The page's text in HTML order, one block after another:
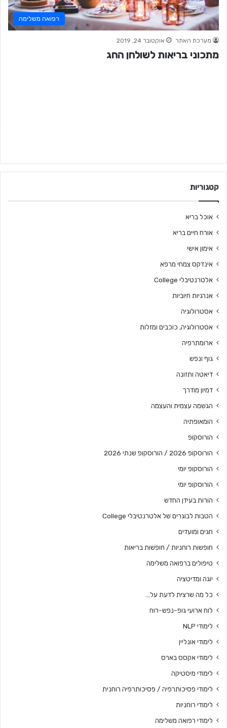
רפואה משלימה
מערכת האתר אוקטובר 24, 2019
מתכוני בריאות לשולחן החג
קטגוריות
אוכל בריא
אורח חיים בריא
אימון אישי
אינדקס צמחי מרפא
אלטרנטיבלי College
אנרגיות חיוביות
אסטרולוגיה
אסטרולוגיה, כוכבים ומזלות
ארומתרפיה
גוף ונפש
דיאטה ותזונה
דמיון מודרך
הגשמה עצמית והעצמה
הומאופתיה
הורוסקופ
הורוסקופ 2026 / הורוסקופ שנתי 2026
הורוסקופ יומי
הורוסקופ יומי
הורות בעידן החדש
הטבות לבוגרים של אלטרנטיבלי College
חגים ומועדים
חופשות רוחניות / חופשות בריאות
טיפולים ברפואה משלימה
יוגה ומדיטציה
כל מה שרצית לדעת על…
לוח ארועי גופ-נפש-רוח
לימודי NLP
לימודי אונליין
לימודי אקסס בארס
לימודי מיסטיקה
לימודי פסיכותרפיה / פסיכותרפיה רוחנית
לימודי רוחניות
לימודי רפואה משלימה